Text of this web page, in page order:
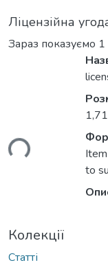
Ліцензійна
Зараз показуємо
to
Колекції
Статті